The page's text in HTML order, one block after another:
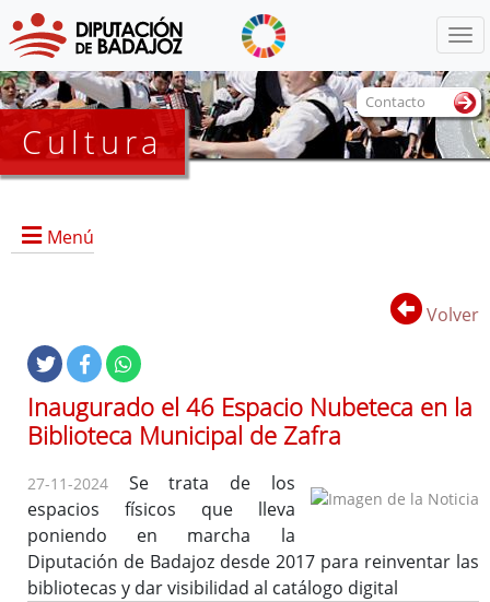
Cultura
Menú
Portada
Información General
Objetivos
Marcos
Bibliotecas y Agencias
Catálogo colectivo (OPAC)
Volver
Inaugurado el 46 Espacio Nubeteca en la
Biblioteca Municipal de Zafra
27-11-2024 Se trata de los
espacios físicos que lleva
poniendo en marcha la
Diputación de Badajoz desde 2017 para reinventar las
bibliotecas y dar visibilidad al catálogo digital
Contacto